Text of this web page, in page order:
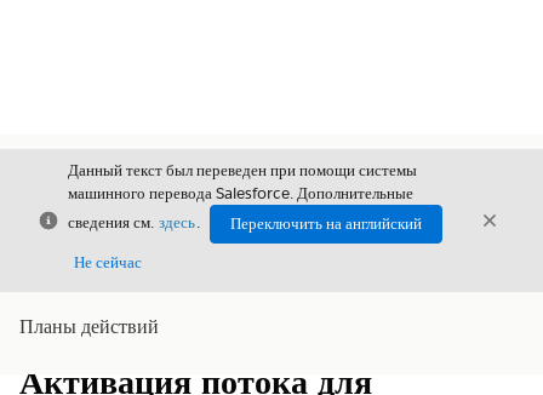
Закрыть
Данный текст был переведен при помощи системы
машинного перевода Salesforce. Дополнительные
сведения см. здесь.
Переключить на английский
Не сейчас
Планы действийПоказать содержание
Содержание
Активация потока для